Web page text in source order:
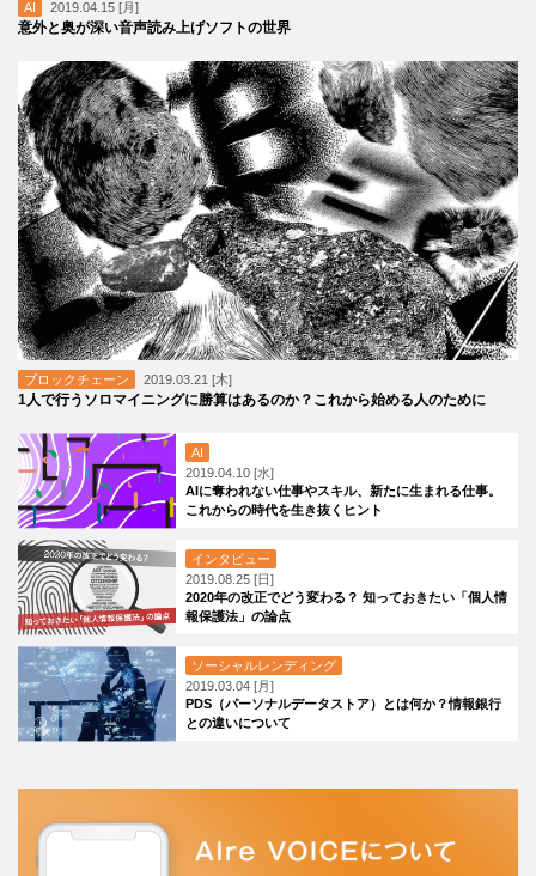
AI 2019.04.15 [月]
意外と奥が深い音声読み上げソフトの世界
ブロックチェーン 2019.03.21 [木]
1人で行うソロマイニングに勝算はあるのか？これから始める人のために
AI
2019.04.10 [水]
AIに奪われない仕事やスキル、新たに生まれる仕事。
これからの時代を生き抜くヒント
インタビュー
2019.08.25 [日]
2020年の改正でどう変わる？ 知っておきたい「個人情
報保護法」の論点
ソーシャルレンディング
2019.03.04 [月]
PDS（パーソナルデータストア）とは何か？情報銀行
との違いについて